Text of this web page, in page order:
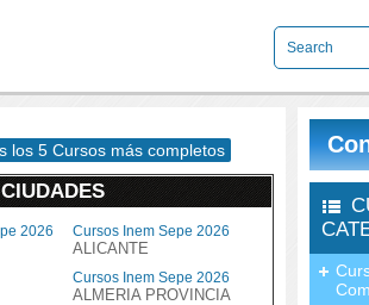
los 5 Cursos más completos
2026 Cursos Inem Sepe 2026
ALICANTE
Cursos Inem Sepe 2026
ALMERIA PROVINCIA